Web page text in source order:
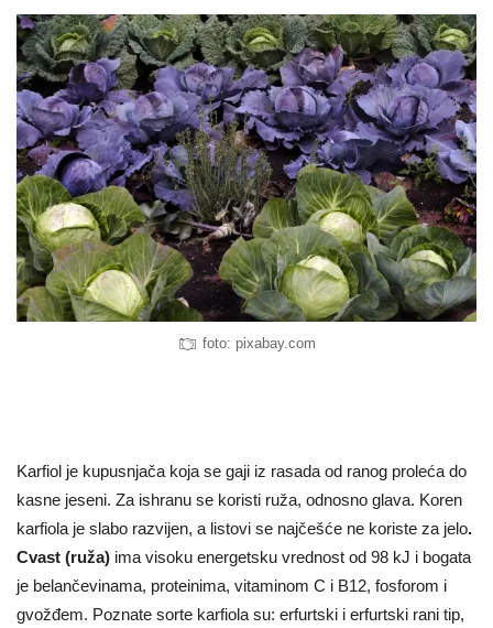
foto: pixabay.com
Karfiol je kupusnjača koja se gaji iz rasada od ranog proleća do
kasne jeseni. Za ishranu se koristi ruža, odnosno glava. Koren
karfiola je slabo razvijen, a listovi se najčešće ne koriste za jelo.
Cvast (ruža) ima visoku energetsku vrednost od 98 kJ i bogata
je belančevinama, proteinima, vitaminom C i B12, fosforom i
gvožđem. Poznate sorte karfiola su: erfurtski i erfurtski rani tip,